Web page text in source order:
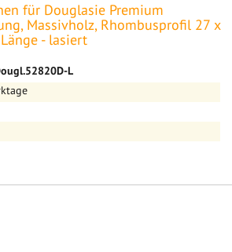
für Douglasie Premium
Massivholz, Rhombusprofil 27 x
- lasiert
L